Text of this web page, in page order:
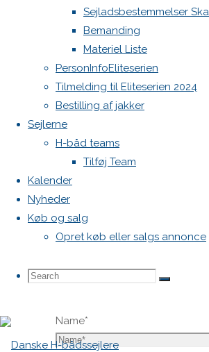
Sejladsbestemmelser
Bemanding
Materiel Liste
PersonInfoEliteserien
Tilmelding til Eliteserien 2024
Bestilling af jakker
Sejlerne
H-båd teams
Tilføj Team
Kalender
Nyheder
Køb og salg
Opret køb eller salgs annonce
Search
Search
Search
Din e-
mailadresse
vil ikke
blive
publiceret.
Krævede
felter er
markeret
*
Comment
Name*